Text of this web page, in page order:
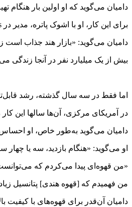
دامیان می‌گوید که او اولین بار هنگام
برای این کار، او با اشوک پاتره، مدیر در Ratnagiri Estates همکاری کرد.
دامیان می‌گوید: «بازار هند جذاب است
بیش از یک میلیارد نفر در آنجا زندگی
اما فقط در سه سال گذشته، رشد
در آمریکای مرکزی، آن‌ها سالها این کار
دامیان می‌گوید به‌طور خاص، او
او می‌گوید: «هنگام بازدید، سه یا
«من قهوه‌ای پیدا می‌کردم که می‌توانست به‌طور مداوم 85 تا 86 امتیاز به دست آورد که
من فهمیدم که [قهوه هندی] پتانسیل
دامیان آن‌قدر برای قهوه‌های با